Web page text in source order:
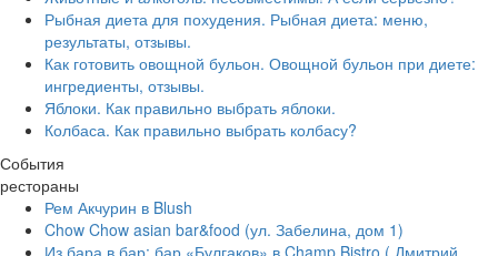
Рыбная диета для похудения. Рыбная диета: меню,
результаты, отзывы.
Как готовить овощной бульон. Овощной бульон при диете:
ингредиенты, отзывы.
Яблоки. Как правильно выбрать яблоки.
Колбаса. Как правильно выбрать колбасу?
События
рестораны
Рем Акчурин в Blush
Chow Chow asian bar&food (ул. Забелина, дом 1)
Из бара в бар: бар «Булгаков» в Champ Bistro ( Дмитрий